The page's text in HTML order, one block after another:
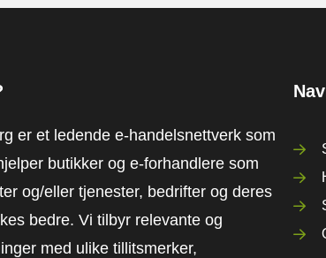
er et ledende e-handelsnettverk som
butikker og e-forhandlere som
og/eller tjenester, bedrifter og deres
bedre. Vi tilbyr relevante og
med ulike tillitsmerker,